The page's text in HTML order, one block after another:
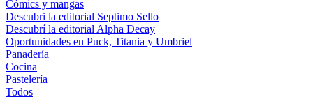
Cómics y mangas
Descubri la editorial Septimo Sello
Descubrí la editorial Alpha Decay
Oportunidades en Puck, Titania y Umbriel
Panadería
Cocina
Pastelería
Todos